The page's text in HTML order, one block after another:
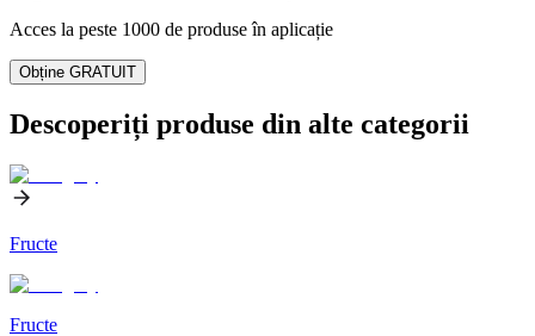
Acces la peste 1000 de produse în aplicație
Obține GRATUIT
Descoperiți produse din alte categorii
Fructe
Fructe